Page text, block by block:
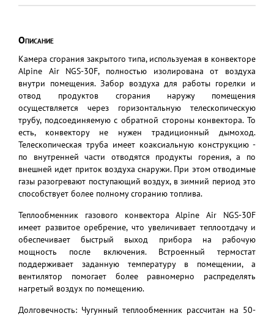
Описание
Камера сгорания закрытого типа, используемая в конвекторе
Alpine Air NGS-30F, полностью изолирована от воздуха
внутри помещения. Забор воздуха для работы горелки и
отвод продуктов сгорания наружу помещения
осуществляется через горизонтальную телескопическую
трубу, подсоединяемую с обратной стороны конвектора. То
есть, конвектору не нужен традиционный дымоход.
Телескопическая труба имеет коаксиальную конструкцию -
по внутренней части отводятся продукты горения, а по
внешней идет приток воздуха снаружи. При этом отводимые
газы разогревают поступающий воздух, в зимний период это
способствует более полному сгоранию топлива.
Теплообменник газового конвектора Alpine Air NGS-30F
имеет развитое оребрение, что увеличивает теплоотдачу и
обеспечивает быстрый выход прибора на рабочую
мощность после включения. Встроенный термостат
поддерживает заданную температуру в помещении, а
вентилятор помогает более равномерно распределять
нагретый воздух по помещению.
Долговечность: Чугунный теплообменник рассчитан на 50-